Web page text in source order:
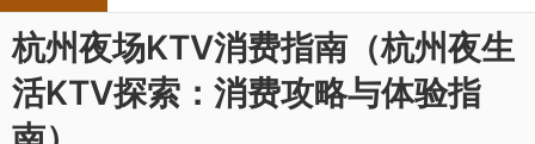
杭州夜场KTV消费指南（杭州夜生
活KTV探索：消费攻略与体验指